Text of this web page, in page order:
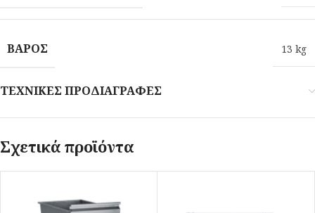
ΒΆΡΟΣ 13 kg
ΤΕΧΝΙΚΕΣ ΠΡΟΔΙΑΓΡΑΦΕΣ
Σχετικά προϊόντα